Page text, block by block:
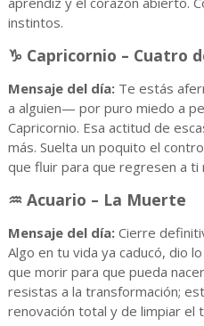
instintos.
♑ Capricornio – Cuatro
Mensaje del día:Te estás
a alguien— por puro miedo a
Capricornio. Esa actitud de
más. Suelta un poquito el
que fluir para que regresen a ti
♒ Acuario – La Muerte
Mensaje del día:Cierre
Algo en tu vida ya caducó, dio
que morir para que pueda
resistas a la transformación;
renovación total y de limpiar el